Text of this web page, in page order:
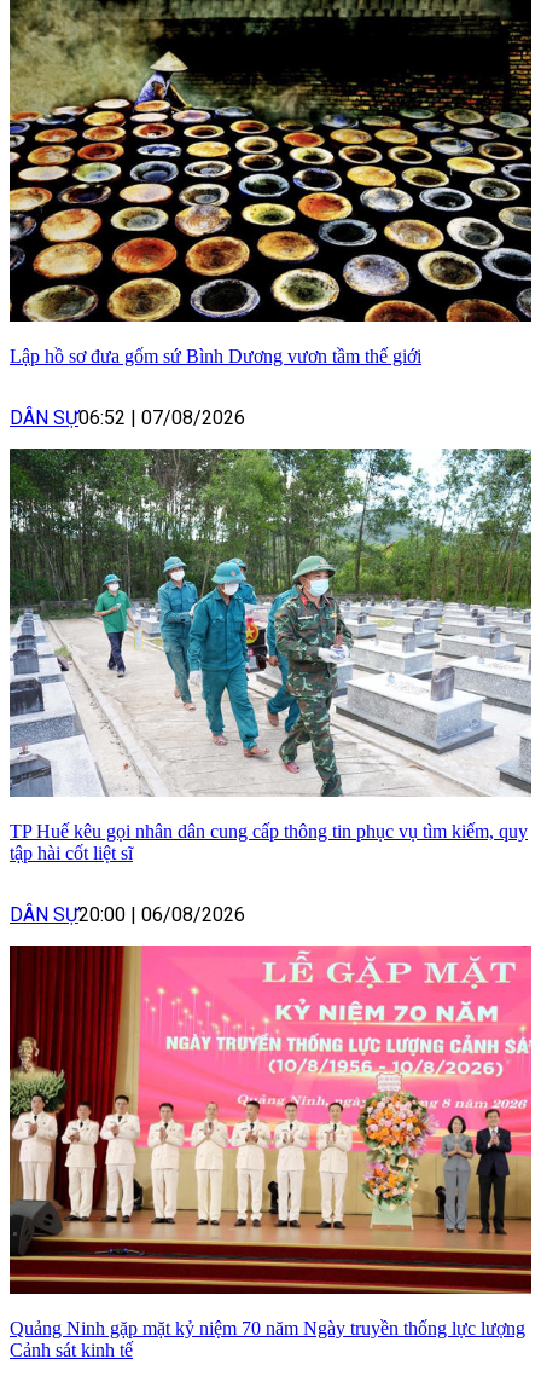
Lập hồ sơ đưa gốm sứ Bình Dương vươn tầm thế giới
DÂN SỰ06:52 07/08/2026
TP Huế kêu gọi nhân dân cung cấp thông tin phục vụ tìm kiếm, quy
tập hài cốt liệt sĩ
DÂN SỰ20:00 06/08/2026
Quảng Ninh gặp mặt kỷ niệm 70 năm Ngày truyền thống lực lượng
Cảnh sát kinh tế